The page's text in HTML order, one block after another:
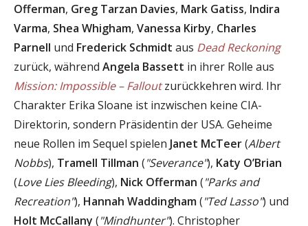
Offerman, Greg Tarzan Davies, Mark Gatiss, Indira
Varma, Shea Whigham, Vanessa Kirby, Charles
Parnell und Frederick Schmidt aus Dead Reckoning
zurück, während Angela Bassett in ihrer Rolle aus
Mission: Impossible – Falloutzurückkehren wird. Ihr
Charakter Erika Sloane ist inzwischen keine CIA-
Direktorin, sondern Präsidentin der USA. Geheime
neue Rollen im Sequel spielen Janet McTeer(Albert
Nobbs), Tramell Tillman ("Severance"), Katy O’Brian
(Love Lies Bleeding), Nick Offerman ("Parks and
Recreation"), Hannah Waddingham("Ted Lasso") und
Holt McCallany ("Mindhunter"). Christopher